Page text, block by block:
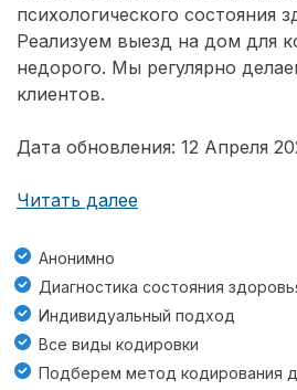
психологического состояния
Реализуем выезд на дом для
недорого. Мы регулярно
клиентов.
Дата обновления: 12 Апреля
Читать далее
Анонимно
Диагностика состояния
Индивидуальный подход
Все виды кодировки
Подберем метод кодирования